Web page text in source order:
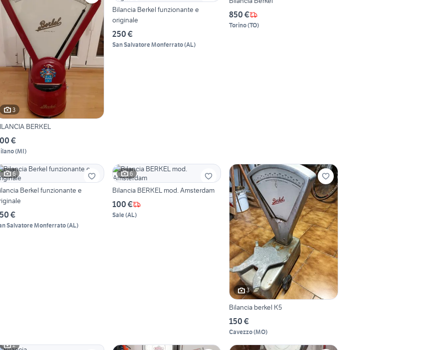
3
BERKEL
€
(MI)
Bilancia Berkel funzionante e
originale
250 €
San Salvatore Monferrato(AL)
850 €
Torino(TO)
6
Berkel funzionante e
€
Salvatore Monferrato(AL)
6
Bilancia BERKEL mod. Amsterdam
100 €
Sale(AL)
3
Bilancia berkel K5
150 €
Cavezzo(MO)
2